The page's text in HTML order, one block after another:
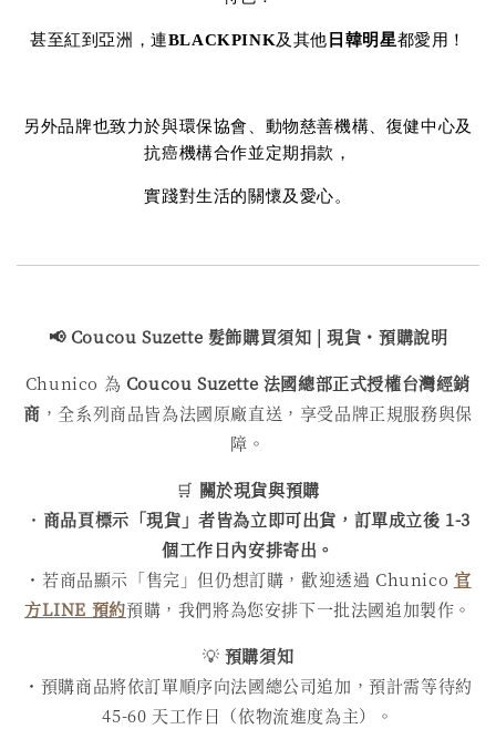
甚至紅到亞洲，連BLACKPINK及其他 日韓明星都愛用！
另外品牌也致力於與環保協會、動物慈善機構、復健中心及
抗癌機構合作並定期捐款，
實踐對生活的關懷及愛心。
📢 Coucou Suzette 髮飾購買須知 | 現貨・預購說明
Chunico 為 Coucou Suzette 法國總部正式授權台灣經銷
商 ，全系列商品皆為法國原廠直送，享受品牌正規服務與保
障。
🛒 關於現貨與預購
・ 商品頁標示「現貨」者皆為立即可出貨，訂單成立後 1-3
個工作日內安排寄出。
・若商品顯示「售完」但仍想訂購，歡迎透過 Chunico 官
方LINE 預約預購，我們將為您安排下一批法國追加製作。
💡 預購須知
・預購商品將依訂單順序向法國總公司追加，預計需等待約
45-60 天工作日（依物流進度為主）。